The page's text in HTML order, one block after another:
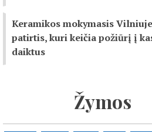
Keramikos mokymasis
patirtis, kuri keičia požiūrį į
daiktus
Žymos